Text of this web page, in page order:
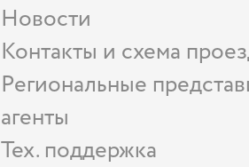
Новости
Контакты и схема
Региональные
агенты
Тех. поддержка